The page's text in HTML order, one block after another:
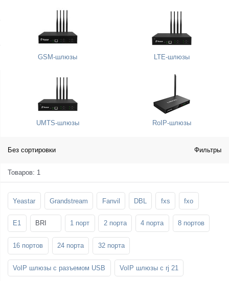
GSM-шлюзы LTE-шлюзы
UMTS-шлюзы RoIP-шлюзы
Без сортировки Фильтры
Товаров: 1
Yeastar Grandstream Fanvil DBL fxs fxo
E1 BRI 1 порт 2 порта 4 порта 8 портов
16 портов 24 порта 32 порта
VoIP шлюзы с разъемом USB VoIP шлюзы с rj 21
Стойки и крепления для панелей и
телевизоров
Демо-комплекты ВКС
Звукоизоляционные кабины
3G/4G LTE и ADSL модемы
Мобильные телефоны